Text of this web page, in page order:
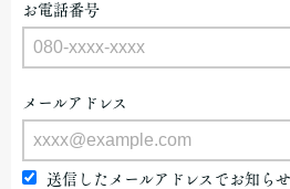
お電話番号
メールアドレス
送信したメールアドレスでお知ら